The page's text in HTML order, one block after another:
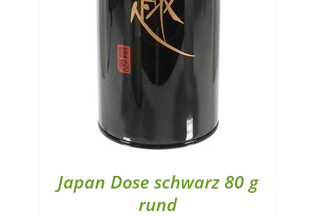
Japan Dose schwarz 80 g
rund